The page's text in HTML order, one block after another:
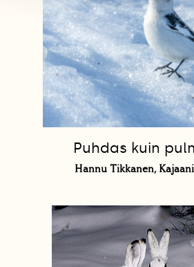
Puhdas kuin
Hannu Tikkanen,